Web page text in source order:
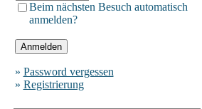
Beim nächsten Besuch automatisch
anmelden?
» Password vergessen
» Registrierung